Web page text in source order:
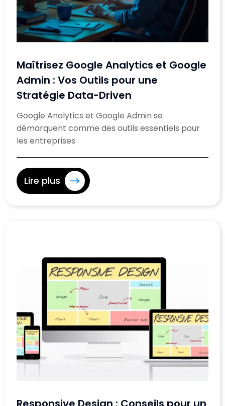
Maîtrisez Google Analytics et Google
Admin : Vos Outils pour une
Stratégie Data-Driven
Google Analytics et Google Admin se
démarquent comme des outils essentiels pour
les entreprises
Lire plus